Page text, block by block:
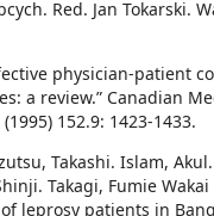
Red. Jan Tokarski.
physician-patient
a review.” Canadian
152.9: 1423-1433.
Takashi. Islam,
Takagi, Fumie Wakai
leprosy patients in